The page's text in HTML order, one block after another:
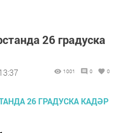
26 градуска
1001 0 0